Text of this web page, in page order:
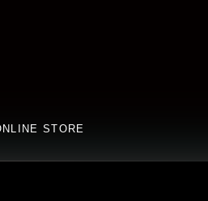
STORE